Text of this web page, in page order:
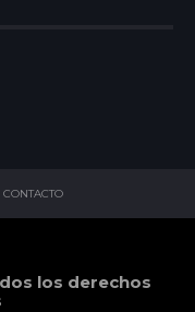
CONTACTO
los derechos